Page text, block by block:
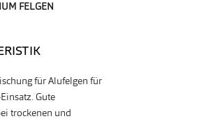
FELGEN
für Alufelgen für
Gute
trockenen und